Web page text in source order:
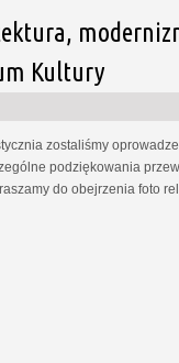
Kultury
zostaliśmy
podziękowania
do obejrzenia foto